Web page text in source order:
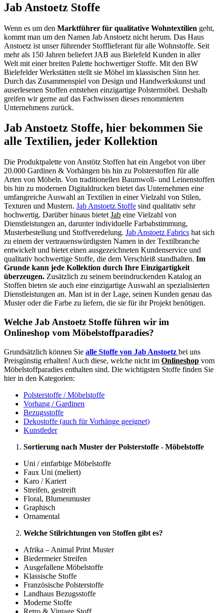
Jab Anstoetz Stoffe
Wenn es um den Marktführer für qualitative Wohntextilien geht,
kommt man um den Namen Jab Anstoetz nicht herum. Das Haus
Anstoetz ist unser führender Stofflieferant für alle Wohnstoffe. Seit
mehr als 150 Jahren beliefert JAB aus Bielefeld Kunden in aller
Welt mit einer breiten Palette hochwertiger Stoffe. Mit den BW
Bielefelder Werkstätten stellt sie Möbel im klassischen Sinn her.
Durch das Zusammenspiel von Design und Handwerkskunst und
auserlesenen Stoffen entstehen einzigartige Polstermöbel. Deshalb
greifen wir gerne auf das Fachwissen dieses renommierten
Unternehmens zurück.
Jab Anstoetz Stoffe, hier bekommen Sie
alle Textilien, jeder Kollektion
Die Produktpalette von Anstötz Stoffen hat ein Angebot von über
20.000 Gardinen & Vorhängen bis hin zu Polsterstoffen für alle
Arten von Möbeln. Von traditionellen Baumwoll- und Leinenstoffen
bis hin zu modernen Digitaldrucken bietet das Unternehmen eine
umfangreiche Auswahl an Textilien in einer Vielzahl von Stilen,
Texturen und Mustern. Jab Anstoetz Stoffe sind qualitativ sehr
hochwertig. Darüber hinaus bietet Jab eine Vielzahl von
Dienstleistungen an, darunter individuelle Farbabstimmung,
Musterbestellung und Stoffveredelung. Jab Anstoetz Fabrics hat sich
zu einem der vertrauenswürdigsten Namen in der Textilbranche
entwickelt und bietet einen ausgezeichneten Kundenservice und
qualitativ hochwertige Stoffe, die dem Verschleiß standhalten. Im
Grunde kann jede Kollektion durch Ihre Einzigartigkeit
überzeugen. Zusätzlich zu seinem beeindruckenden Katalog an
Stoffen bieten sie auch eine einzigartige Auswahl an spezialisierten
Dienstleistungen an. Man ist in der Lage, seinen Kunden genau das
Muster oder die Farbe zu liefern, die sie für ihr Projekt benötigen.
Welche Jab Anstoetz Stoffe führen wir im
Onlineshop vom Möbelstoffparadies?
Grundsätzlich können Sie alle Stoffe von Jab Anstoetz bei uns
Preisgünstig erhalten! Auch diese, welche nicht im Onlineshop vom
Möbelstoffparadies enthalten sind. Die wichtigsten Stoffe finden Sie
hier in den Kategorien:
Polsterstoffe / Möbelstoffe
Vorhang / Gardinen
Bezugsstoffe
Dekostoffe (auch für Vorhänge geeignet)
Kunstleder
Sortierung nach Muster der Polsterstoffe - Möbelstoffe
Uni / einfarbige Möbelstoffe
Faux Uni (meliert)
Karo / Kariert
Streifen, gestreift
Floral, Blumenmuster
Graphisch
Ornamental
Welche Stilrichtungen von Stoffen gibt es?
Afrika – Animal Print Muster
Biedermeier Streifen
Ausgefallene Möbelstoffe
Klassische Stoffe
Französische Polsterstoffe
Landhaus Bezugsstoffe
Moderne Stoffe
Retro & Vintage Stoff